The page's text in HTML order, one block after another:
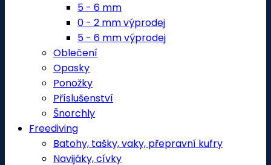
5 - 6 mm
0 - 2 mm výprodej
5 - 6 mm výprodej
Oblečení
Opasky
Ponožky
Příslušenství
Šnorchly
Freediving
Batohy, tašky, vaky, přepravní kufry
Navijáky, cívky